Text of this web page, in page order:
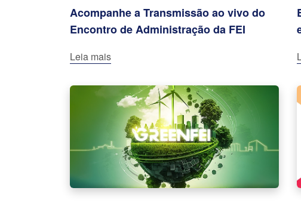
Acompanhe a Transmissão ao vivo do
Encontro de Administração da FEI
Leia mais